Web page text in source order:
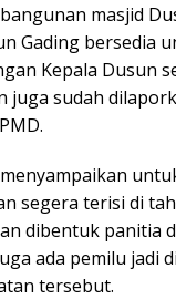
masjid
Gading bersedia
Kepala Dusun
juga sudah
segera terisi di
dibentuk panitia
ada pemilu jadi
tersebut.